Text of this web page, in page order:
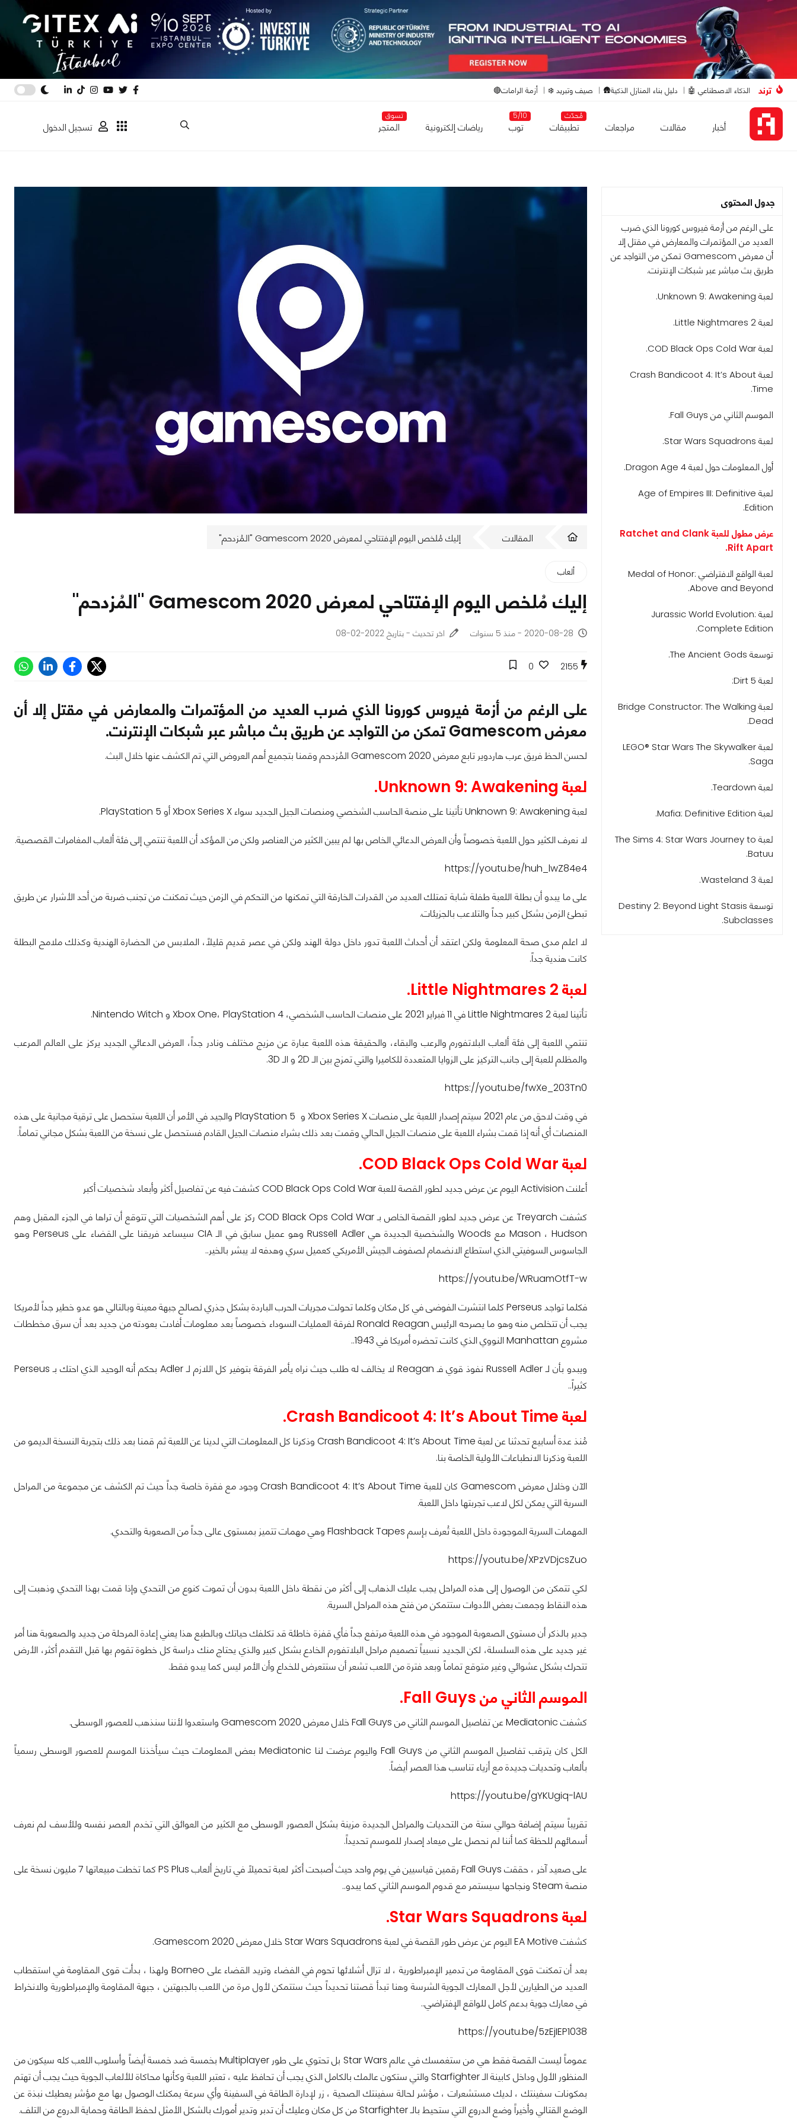
ترند الذكاء الاصطناعي 🤖 دليل بناء المنازل الذكية🛖 صيف وتبريد ❄️ أزمة الرامات🔴
أخبار مقالات مراجعات
مُحدّث
تطبيقات
5/10
توب رياضات إلكترونية
تسوق
المتجر تسجيل الدخول
جدول المحتوى
على الرغم من أزمة فيروس كورونا الذي ضرب
العديد من المؤتمرات والمعارض في مقتل إلا
أن معرض Gamescom تمكن من التواجد عن
طريق بث مباشر عبر شبكات الإنترنت.
لعبة Unknown 9: Awakening.
لعبة Little Nightmares 2.
لعبة COD Black Ops Cold War.
لعبة Crash Bandicoot 4: It’s About
Time.
الموسم الثاني من Fall Guys.
لعبة Star Wars Squadrons.
أول المعلومات حول لعبة Dragon Age 4.
لعبة Age of Empires III: Definitive
Edition.
عرض مطول للعبة Ratchet and Clank
Rift Apart.
لعبة الواقع الافتراضي Medal of Honor:
Above and Beyond.
لعبة Jurassic World Evolution:
Complete Edition.
توسعة The Ancient Gods.
لعبة Dirt 5:
لعبة Bridge Constructor: The Walking
Dead.
لعبة LEGO® Star Wars The Skywalker
Saga.
لعبة Teardown.
لعبة Mafia: Definitive Edition.
لعبة The Sims 4: Star Wars Journey to
Batuu.
لعبة Wasteland 3.
توسعة Destiny 2: Beyond Light Stasis
Subclasses.
المقالات إليك مُلخص اليوم الإفتتاحي لمعرض Gamescom 2020 "المُزدحم"
ألعاب
إليك مُلخص اليوم الإفتتاحي لمعرض Gamescom 2020 "المُزدحم"
2020-08-28 - منذ 5 سنوات اخر تحديث - بتاريخ 2022-02-08
2155
0
على الرغم من أزمة فيروس كورونا الذي ضرب العديد من المؤتمرات والمعارض في مقتل إلا أن
معرض Gamescom تمكن من التواجد عن طريق بث مباشر عبر شبكات الإنترنت.
لحسن الحظ فريق عرب هاردوير تابع معرض Gamescom 2020 المُزدحم وقمنا بتجميع أهم العروض التي تم الكشف عنها خلال البث.
لعبة Unknown 9: Awakening.
لعبة Unknown 9: Awakening تأتينا على منصة الحاسب الشخصي ومنصات الجيل الجديد سواء Xbox Series X أو PlayStation 5.
لا نعرف الكثير حول اللعبة خصوصاً وأن العرض الدعائي الخاص بها لم يبين الكثير من العناصر ولكن من المؤكد أن اللعبة تنتمي إلى فئة ألعاب المغامرات القصصية.
https://youtu.be/huh_lwZ84e4
على ما يبدو أن بطلة اللعبة طفلة شابة تمتلك العديد من القدرات الخارقة التي تمكنها من التحكم في الزمن حيث تمكنت من تجنب ضربة من أحد الأشرار عن طريق
تبطئ الزمن بشكل كبير جداً والتلاعب بالجزيئات.
لا اعلم مدى صحة المعلومة ولكن اعتقد أن أحداث اللعبة تدور داخل دولة الهند ولكن في عصر قديم قليلاً، الملابس من الحضارة الهندية وكذلك ملامح البطلة
كانت هندية جداً.
لعبة Little Nightmares 2.
تأتينا لعبة Little Nightmares 2 في 11 فبراير 2021 على منصات الحاسب الشخصي، Xbox One، PlayStation 4 و Nintendo Witch.
تنتمي اللعبة إلى فئة ألعاب البلاتفورم والرعب والبقاء، والحقيقة هذه اللعبة عبارة عن مزيج مختلف ونادر جداً، العرض الدعائي الجديد يركز على العالم المرعب
والمظلم للعبة إلى جانب التركيز على الزوايا المتعددة للكاميرا والتي تمزج بين الـ 2D و الـ 3D.
https://youtu.be/fwXe_203Tn0
في وقت لاحق من عام 2021 سيتم إصدار اللعبة على منصات Xbox Series X و PlayStation 5 والجيد في الأمر أن اللعبة ستحصل على ترقية مجانية على هذه
المنصات أي أنه إذا قمت بشراء اللعبة على منصات الجيل الحالي وقمت بعد ذلك بشراء منصات الجيل القادم فستحصل على نسخة من اللعبة بشكل مجاني تماماً.
لعبة COD Black Ops Cold War.
أعلنت Activision اليوم عن عرض جديد لطور القصة للعبة COD Black Ops Cold War كشفت فيه عن تفاصيل أكثر وأبعاد شخصيات أكبر
كشفت Treyarch عن عرض جديد لطور القصة الخاص بـ COD Black Ops Cold War ركز على أهم الشخصيات التي تتوقع أن تراها في الجزء المقبل وهم
Mason ، Hudson مع Woods والشخصية الجديدة هي Russell Adler وهو عميل سابق في الـ CIA سيساعد فريقنا على القضاء على Perseus وهو
الجاسوس السوفيتي الذي استطاع الانضمام لصفوف الجيش الأمريكي كعميل سري وهدفه لا يبشر بالخير..
https://youtu.be/WRuamOtfT-w
فكلما تواجد Perseus كلما انتشرت الفوضى في كل مكان وكلما تحولت مجريات الحرب الباردة بشكل جذري لصالح جبهة معينة وبالتالي هو عدو خطير جداً لأمريكا
يجب أن تتخلص منه وهو ما يصرحه الرئيس Ronald Reagan لفرقة العمليات السوداء خصوصاً بعد معلومات أفادت بعودته من جديد بعد أن سرق مخططات
مشروع Manhattan النووي الذي كانت تحضره أمريكا في 1943..
ويبدو بأن لـ Russell Adler نفوذ قوي فـ Reagan لا يخالف له طلب حيث نراه يأمر الفرقة بتوفير كل اللازم لـ Adler بحكم أنه الوحيد الذي احتك بـ Perseus
كثيراً..
لعبة Crash Bandicoot 4: It’s About Time.
مُنذ عدة أسابيع تحدثنا عن لعبة Crash Bandicoot 4: It’s About Time وذكرنا كل المعلومات التي لدينا عن اللعبة ثم قمنا بعد ذلك بتجربة النسخة الديمو من
اللعبة وذكرنا الانطباعات الأولية الخاصة بنا.
الآن وخلال معرض Gamescom كان للعبة Crash Bandicoot 4: It’s About Time وجود مع فقرة خاصة جداً حيث تم الكشف عن مجموعة من المراحل
السرية التي يمكن لكل لاعب تجربتها داخل اللعبة.
المهمات السرية الموجودة داخل اللعبة تُعرف بإسم Flashback Tapes وهي مهمات تتميز بمستوى عالى جداً من الصعوبة والتحدي.
https://youtu.be/XPzVDjcsZuo
لكي تتمكن من الوصول إلى هذه المراحل يجب عليك الذهاب إلى أكثر من نقطة داخل اللعبة بدون أن تموت كنوع من التحدي وإذا قمت بهذا التحدي وذهبت إلى
هذه النقاط وجمعت بعض الأدوات ستتمكن من فتح هذه المراحل السرية.
جدير بالذكر أن مستوى الصعوبة الموجود في هذه اللعبة مرتفع جداً فأي قفزة خاطئة قد تكلفك حياتك وبالطبع هذا يعني إعادة المرحلة من جديد والصعوبة هنا أمر
غير جديد على هذه السلسلة، لكن الجديد نسبياً تصميم مراحل البلاتفورم الخادع بشكل كبير والذي يحتاج منك دراسة كل خطوة تقوم بها قبل التقدم أكثر، الأرض
تتحرك بشكل عشوائي وغير متوقع تماماً وبعد فترة من اللعب تشعر أن ستتعرض للخداع وأن الأمر ليس كما يبدو فقط.
الموسم الثاني من Fall Guys.
كشفت Mediatonic عن تفاصيل الموسم الثاني من Fall Guys خلال معرض Gamescom 2020 واستعدوا لأننا سنذهب للعصور الوسطى.
الكل كان يترقب تفاصيل الموسم الثاني من Fall Guys واليوم عرضت لنا Mediatonic بعض المعلومات حيث سيأخذنا الموسم للعصور الوسطى رسمياً
بألعاب وتحديات جديدة مع أزياء تناسب هذا العصر أيضاً.
https://youtu.be/gYKUgiq-lAU
تقريباً سيتم إضافة حوالي ستة من التحديات والمراحل الجديدة مزينة بشكل العصور الوسطى مع الكثير من العوائق التي تخدم العصر نفسه وللأسف لم نعرف
أسمائهم للحظة كما أننا لم نحصل على ميعاد إصدار للموسم تحديداً.
على صعيد آخر ، حققت Fall Guys رقمين قياسيين في يوم واحد حيث أصبحت أكثر لعبة تحميلاً في تاريخ ألعاب PS Plus كما تخطت مبيعاتها 7 مليون نسخة على
منصة Steam ونجاحها سيستمر مع قدوم الموسم الثاني كما يبدو..
لعبة Star Wars Squadrons.
كشفت EA Motive اليوم عن عرض طور القصة في لعبة Star Wars Squadrons خلال معرض Gamescom 2020.
بعد أن تمكنت قوى المقاومة من تدمير الإمبراطورية ، لا تزال أشلائها تحوم في الفضاء وتريد القضاء على Borneo ولهذا ، بدأت قوى المقاومة في استقطاب
العديد من الطيارين لأجل المعارك الجوية الشرسة وهنا تبدأ قصتنا تحديداً حيث ستتمكن لأول مرة من اللعب بالجبهتين ، جبهة المقاومة والإمبراطورية والانخراط
في معارك جوية بدعم كامل للواقع الإفتراضي..
https://youtu.be/5zEjIEP1038
عموماً ليست القصة فقط هي من ستغمسك في عالم Star Wars بل تحتوي على طور Multiplayer بخمسة ضد خمسة أيضاً وأسلوب اللعب كله سيكون من
المنظور الأول وداخل كابينة الـ Starfighter والتي ستكون عالمك بالكامل الذي يجب أن تحافظ عليه ، تعتبر اللعبة وكأنها محاكاة للألعاب الجوية حيث يجب أن تهتم
بمكونات سفينتك ، لديك مستشعرات ، مؤشر لحالة سفينتك الصحية ، زر لإدارة الطاقة في السفينة وأي سرعة يمكنك الوصول بها مع مؤشر يعطيك نبذة عن
الوضع القتالي وأخيراً وضع الدروع التي ستحيط بالـ Starfighter من كل مكان وعليك أن تدبر وتدير أمورك بالشكل الأمثل لحفظ الطاقة وحماية الدروع من التلف.